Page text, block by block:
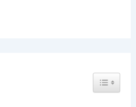
Toggle